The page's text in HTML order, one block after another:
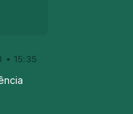
• 15:35